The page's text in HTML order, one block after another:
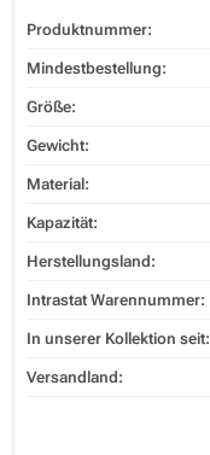
Produktnummer:
Mindestbestellung:
Größe:
Gewicht:
Material:
Kapazität:
Herstellungsland:
Intrastat Warennummer:
In unserer Kollektion seit:
Versandland: